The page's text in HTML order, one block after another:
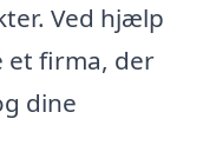
Ved hjælp
et firma, der
dine